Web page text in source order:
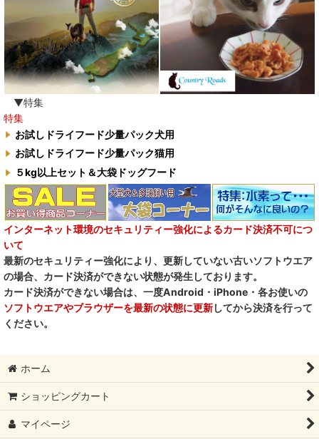
ナチュラル重曹 アイテム合同会社
水素シリーズ
臭わない袋BOS
自然流
M.Y Forest推奨品
フォルツァ10犬キャンペーン
一口笑 Ikkosho
デイリーディライト DAILY DELIGHT
RENA DOG レナドッグ
PetO’CERA ペットセラ
▼特集
特集
お試しドライフード少量パック犬用
お試しドライフード少量パック猫用
５kg以上セット＆大袋ドッグフード
インターネット環境のセキュリティー強化によるカード決済不可につ
いて
最新のセキュリティー強化により、更新していない古いソフトウエア
の場合、カード決済ができない状態が発生しております。
カード決済ができない場合は、一度Android・iPhone・各お使いの
ソフトウエアやブラウザーを最新の状態に更新してから決済を行って
ください。
ホーム
ショッピングカート
マイページ